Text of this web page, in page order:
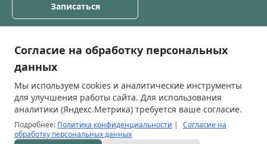
Записаться
О клинике
Прайс лист
Специалисты
Блог
Правовые документы
Согласие на обработку персональных
данных
Мы используем cookies и аналитические инструменты
для улучшения работы сайта. Для использования
аналитики (Яндекс.Метрика) требуется ваше согласие.
Подробнее: Политика конфиденциальности |
Согласие на
обработку персональных данных